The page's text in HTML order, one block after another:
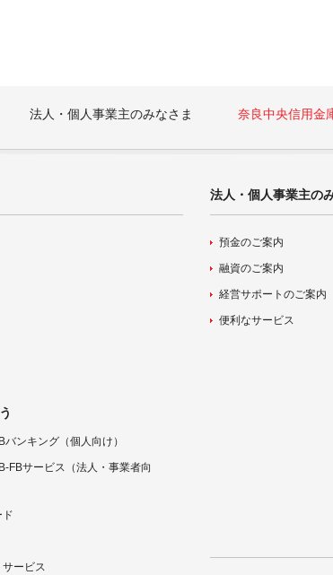
法人・個人事業主のみなさま 奈良中央信用金
ンキング（個人向け）
FBサービス（法人・事業者向
ド
ービス
法人・個人事業主の
預金のご案内
融資のご案内
経営サポートのご案内
便利なサービス